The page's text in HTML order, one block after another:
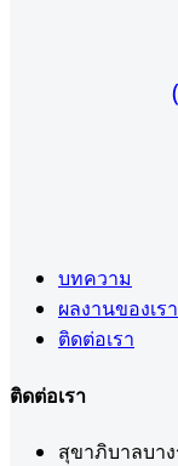
บทความ
ผลงานของเรา
ติดต่อเรา
ติดต่อเรา
สุขาภิบาลบา